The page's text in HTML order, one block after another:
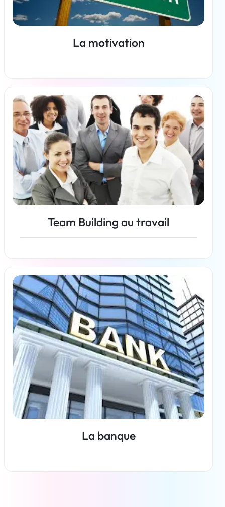
La motivation
En savoir plus
Team Building au travail
En savoir plus
La banque